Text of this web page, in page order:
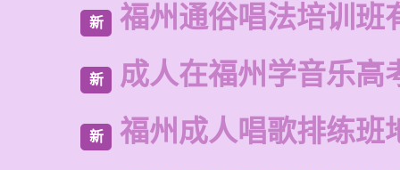
新 福州通俗唱法培训班
新 成人在福州学音乐高
新 福州成人唱歌排练班